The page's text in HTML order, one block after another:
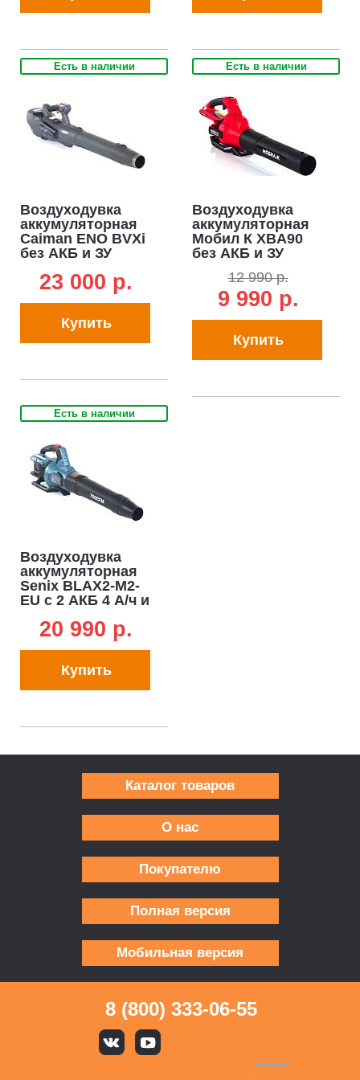
Есть в наличии
Воздуходувка
аккумуляторная
Caiman ENO BVXi
без АКБ и ЗУ
Maxi Connect, 95
23 000 p.
Купить
Есть в наличии
Воздуходувка
аккумуляторная
Мобил К XBA90
без АКБ и ЗУ
км/ч, 1380 м3/час,
2.1 кг)
12 990 р.
9 990 р.
Купить
Есть в наличии
Воздуходувка
аккумуляторная
Senix BLAX2-M2-
EU с 2 АКБ 4 А/ч и
BL, 60 м/с, 1200
20 990 p.
Купить
Каталог товаров
О нас
Покупателю
Полная версия
Мобильная версия
8 (800) 333-06-55